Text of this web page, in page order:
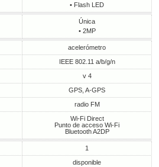
• Flash LED
Única
• 2MP
acelerómetro
IEEE 802.11 a/b/g/n
v 4
GPS, A-GPS
radio FM
Wi-Fi Direct
Punto de acceso Wi-Fi
Bluetooth A2DP
1
disponible